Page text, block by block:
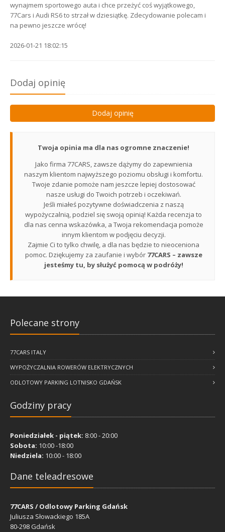
wynajmem sportowego auta i chce przeżyć coś wyjątkowego,
77Cars i Audi RS6 to strzał w dziesiątkę. Zdecydowanie polecam i
na pewno jeszcze wrócę!
2026-01-21 18:02:15
Dodaj opinię
Dodaj opinię
Twoja opinia ma dla nas ogromne znaczenie!
Jako firma 77CARS, zawsze dążymy do zapewnienia
naszym klientom najwyższego poziomu obsługi i komfortu.
Twoje zdanie pomoże nam jeszcze lepiej dostosować
nasze usługi do Twoich potrzeb i oczekiwań.
Jeśli miałeś pozytywne doświadczenia z naszą
wypożyczalnią, podziel się swoją opinią! Każda recenzja to
dla nas cenna wskazówka, a Twoja rekomendacja pomoże
innym klientom w podjęciu decyzji.
Zajmie Ci to tylko chwilę, a dla nas będzie to nieoceniona
pomoc. Dziękujemy za zaufanie i wybór 77CARS – zawsze
jesteśmy tu, by służyć pomocą w podróży!
Polecane strony
77CARS ITALY
WYPOŻYCZALNIA ROWERÓW ELEKTRYCZNYCH
ODLOTOWY PARKING LOTNISKO GDAŃSK
Godziny pracy
Poniedziałek - piątek: 8:00 - 20:00
Sobota: 10:00 -18:00
Niedziela: 10:00 - 18:00
Dane teleadresowe
77CARS / Odlotowy Parking Gdańsk
Juliusza Słowackiego 185A
80-298 Gdańsk
Polecane strony
77CARS ITALY
WYPOŻYCZALNIA ROWERÓW ELEKTRYCZNYCH
ODLOTOWY PARKING LOTNISKO GDAŃSK
Godziny pracy
Poniedziałek - piątek: 8:00 - 20:00
Sobota: 10:00 -18:00
Niedziela: 10:00 - 18:00
Dane teleadresowe
77CARS / Odlotowy Parking Gdańsk
Juliusza Słowackiego 185A
80-298 Gdańsk